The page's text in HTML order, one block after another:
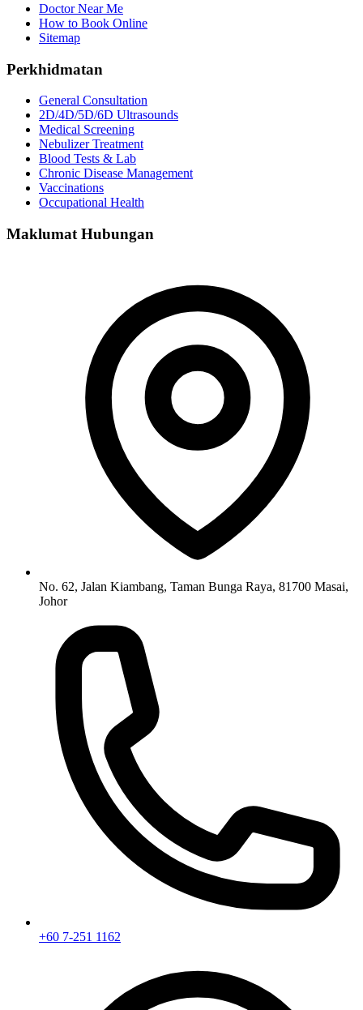
Doctor Near Me
How to Book Online
Sitemap
Perkhidmatan
General Consultation
2D/4D/5D/6D Ultrasounds
Medical Screening
Nebulizer Treatment
Blood Tests & Lab
Chronic Disease Management
Vaccinations
Occupational Health
Maklumat Hubungan
No. 62, Jalan Kiambang, Taman Bunga Raya, 81700 Masai,
Johor
+60 7-251 1162